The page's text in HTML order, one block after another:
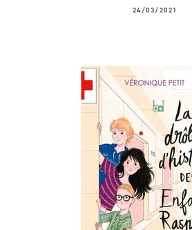
24/03/2021